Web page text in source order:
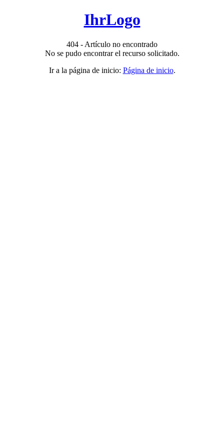
IhrLogo
404 - Artículo no encontrado
No se pudo encontrar el recurso solicitado.
Ir a la página de inicio: Página de inicio.